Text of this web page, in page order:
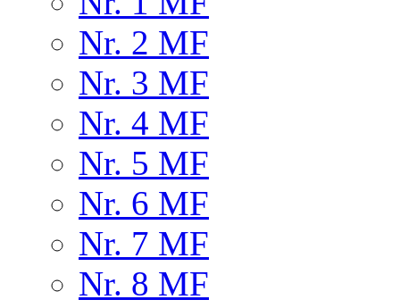
Nr. 2 MF
Nr. 3 MF
Nr. 4 MF
Nr. 5 MF
Nr. 6 MF
Nr. 7 MF
Nr. 8 MF